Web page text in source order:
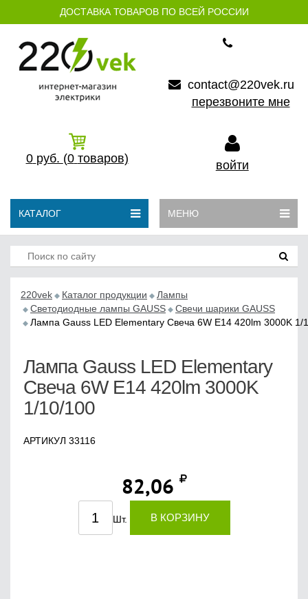
ДОСТАВКА ТОВАРОВ ПО ВСЕЙ РОССИИ
contact@220vek.ru
перезвоните мне
0 руб. (0 товаров) войти
КАТАЛОГ МЕНЮ
220vek Каталог продукции
Лампы
Светодиодные лампы GAUSS
Свечи шарики GAUSS
Лампа Gauss LED Elementary Свеча 6W E14 420lm 3000K 1/
Лампа Gauss LED Elementary
Свеча 6W E14 420lm 3000K
1/10/100
АРТИКУЛ 33116
82,06
Шт. В КОРЗИНУ